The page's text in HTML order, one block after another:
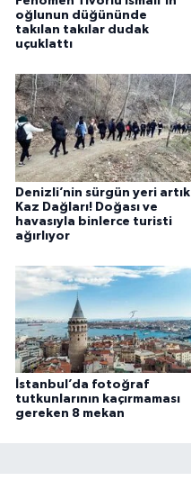
oğlunun düğününde
takılan takılar dudak
uçuklattı
Denizli’nin sürgün yeri artık
Kaz Dağları! Doğası ve
havasıyla binlerce turisti
ağırlıyor
İstanbul’da fotoğraf
tutkunlarının kaçırmaması
gereken 8 mekan